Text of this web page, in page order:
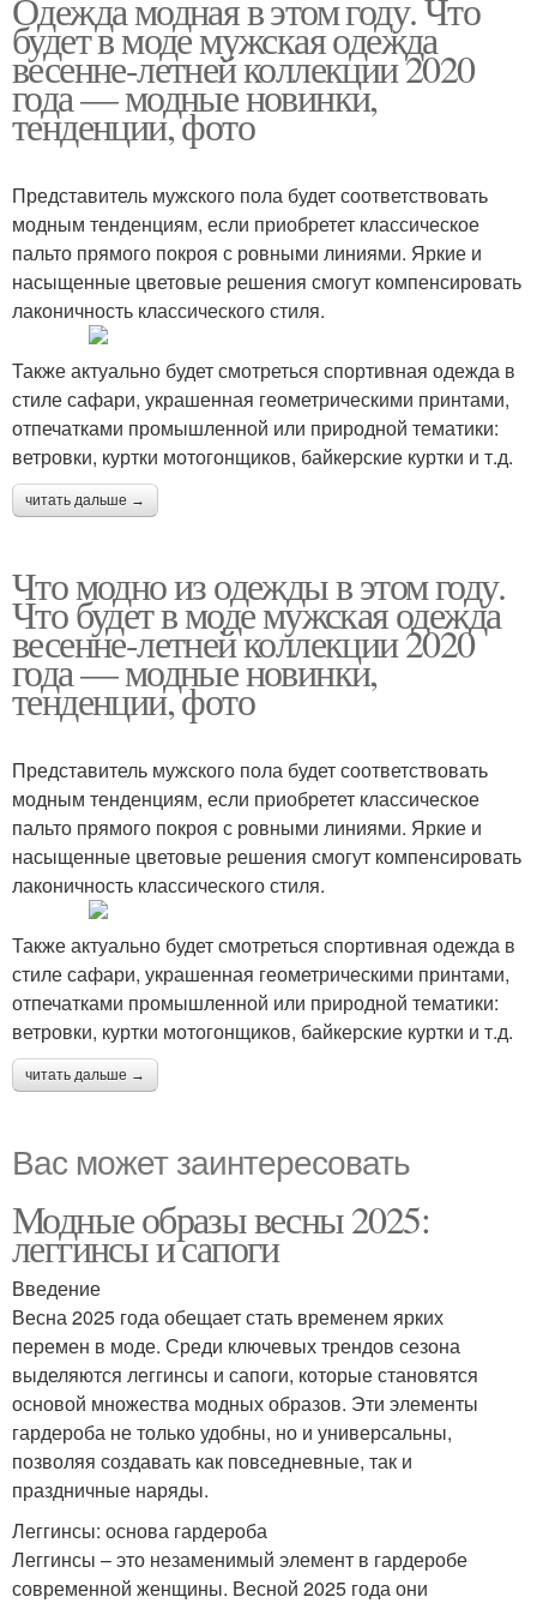
будет в моде мужская одежда
весенне-летней коллекции 2020
года — модные новинки,
тенденции, фото
Представитель мужского пола будет соответствовать
модным тенденциям, если приобретет классическое
пальто прямого покроя с ровными линиями. Яркие и
насыщенные цветовые решения смогут компенсировать
лаконичность классического стиля.
Также актуально будет смотреться спортивная одежда в
стиле сафари, украшенная геометрическими принтами,
отпечатками промышленной или природной тематики:
ветровки, куртки мотогонщиков, байкерские куртки и т.д.
читать дальше →
Что модно из одежды в этом году.
Что будет в моде мужская одежда
весенне-летней коллекции 2020
года — модные новинки,
тенденции, фото
Представитель мужского пола будет соответствовать
модным тенденциям, если приобретет классическое
пальто прямого покроя с ровными линиями. Яркие и
насыщенные цветовые решения смогут компенсировать
лаконичность классического стиля.
Также актуально будет смотреться спортивная одежда в
стиле сафари, украшенная геометрическими принтами,
отпечатками промышленной или природной тематики:
ветровки, куртки мотогонщиков, байкерские куртки и т.д.
читать дальше →
Вас может заинтересовать
Модные образы весны 2025:
леггинсы и сапоги
Введение
Весна 2025 года обещает стать временем ярких
перемен в моде. Среди ключевых трендов сезона
выделяются леггинсы и сапоги, которые становятся
основой множества модных образов. Эти элементы
гардероба не только удобны, но и универсальны,
позволяя создавать как повседневные, так и
праздничные наряды.
Леггинсы: основа гардероба
Леггинсы – это незаменимый элемент в гардеробе
современной женщины. Весной 2025 года они